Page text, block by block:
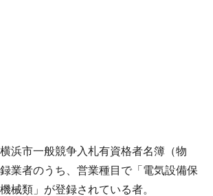
浜市一般競争入札有資格者名簿（物
業者のうち、営業種目で「電気設備保
械類」が登録されている者。